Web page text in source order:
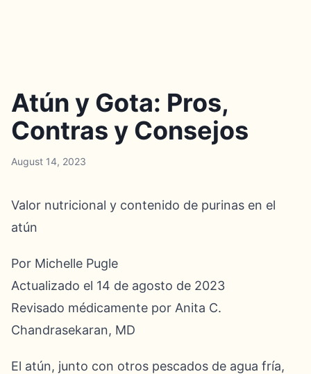
Atún y Gota: Pros,
Contras y Consejos
August 14, 2023
Valor nutricional y contenido de purinas en el
atún
Por Michelle Pugle
Actualizado el 14 de agosto de 2023
Revisado médicamente por Anita C.
Chandrasekaran, MD
El atún, junto con otros pescados de agua fría,